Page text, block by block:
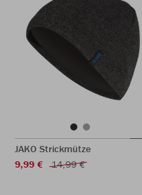
JAKO Strickmütze
9,99 €
14,99 €